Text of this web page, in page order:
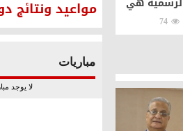
74
مواعيد ونتائج